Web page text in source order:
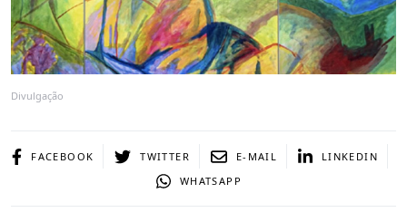
Divulgação
FACEBOOK TWITTER E-MAIL
LINKEDIN
WHATSAPP